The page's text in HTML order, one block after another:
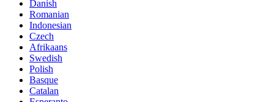
Danish
Romanian
Indonesian
Czech
Afrikaans
Swedish
Polish
Basque
Catalan